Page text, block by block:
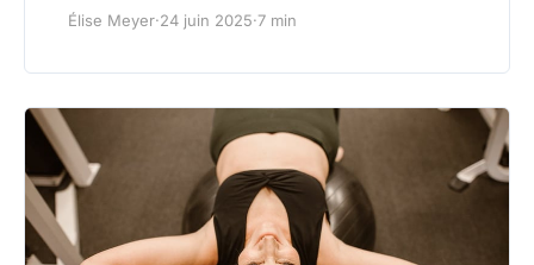
Élise Meyer·24 juin 2025·7 min